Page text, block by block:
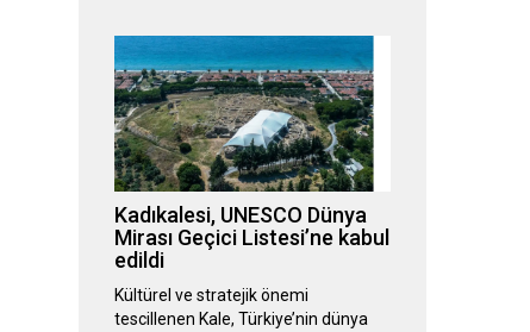
Kadıkalesi, UNESCO Dünya
Mirası Geçici Listesi’ne kabul
edildi
Kültürel ve stratejik önemi
tescillenen Kale, Türkiye’nin dünya